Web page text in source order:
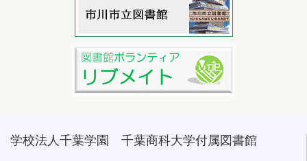
学校法人千葉学園 千葉商科大学付属図書館